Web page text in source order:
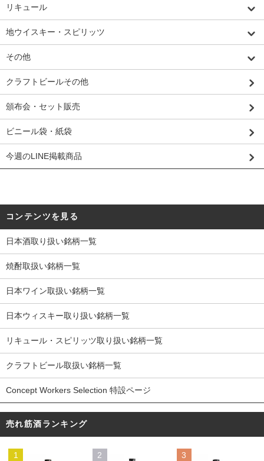
リキュール
地ウイスキー・スピリッツ
その他
クラフトビールその他
頒布会・セット販売
ビニール袋・紙袋
今週のLINE掲載商品
コンテンツを見る
日本酒取り扱い銘柄一覧
焼酎取扱い銘柄一覧
日本ワイン取扱い銘柄一覧
日本ウィスキー取り扱い銘柄一覧
リキュール・スピリッツ取り扱い銘柄一覧
クラフトビール取扱い銘柄一覧
Concept Workers Selection 特設ページ
売れ筋酒ランキング
1 2 3